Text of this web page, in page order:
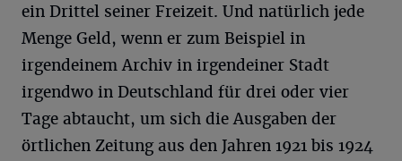
ein Drittel seiner Freizeit. Und natürlich jede
Menge Geld, wenn er zum Beispiel in
irgendeinem Archiv in irgendeiner Stadt
irgendwo in Deutschland für drei oder vier
Tage abtaucht, um sich die Ausgaben der
örtlichen Zeitung aus den Jahren 1921 bis 1924